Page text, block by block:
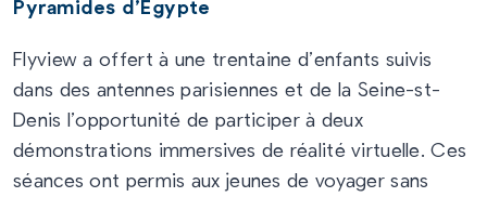
Pyramides d’Égypte
Flyview a offert à une trentaine d’enfants suivis
dans des antennes parisiennes et de la Seine-st-
Denis l’opportunité de participer à deux
démonstrations immersives de réalité virtuelle. Ces
séances ont permis aux jeunes de voyager sans